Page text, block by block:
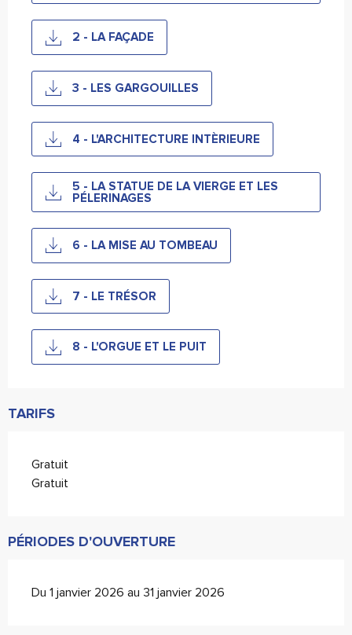
2 - LA FAÇADE
3 - LES GARGOUILLES
4 - L'ARCHITECTURE INTÈRIEURE
5 - LA STATUE DE LA VIERGE ET LES
PÉLERINAGES
6 - LA MISE AU TOMBEAU
7 - LE TRÉSOR
8 - L'ORGUE ET LE PUIT
TARIFS
Gratuit
Gratuit
PÉRIODES D'OUVERTURE
Du 1 janvier 2026 au 31 janvier 2026